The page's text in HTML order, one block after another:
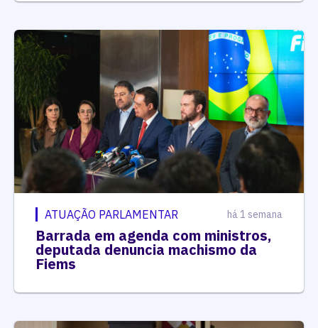
ATUAÇÃO PARLAMENTAR há 1 semana
Barrada em agenda com ministros,
deputada denuncia machismo da
Fiems